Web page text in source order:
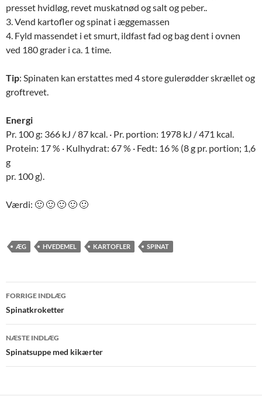
presset hvidløg, revet muskatnød og salt og peber..
3. Vend kartofler og spinat i æggemassen
4. Fyld massendet i et smurt, ildfast fad og bag dent i ovnen
ved 180 grader i ca. 1 time.
Tip: Spinaten kan erstattes med 4 store gulerødder skrællet og
groftrevet.
Energi
Pr. 100 g: 366 kJ / 87 kcal. · Pr. portion: 1978 kJ / 471 kcal.
Protein: 17 % · Kulhydrat: 67 % · Fedt: 16 % (8 g pr. portion; 1,6
g
pr. 100 g).
Værdi: 🙂 🙂 🙂 🙂 🙂
ÆG HVEDEMEL KARTOFLER SPINAT
Indlægsnavigation
FORRIGE INDLÆG
Spinatkroketter
NÆSTE INDLÆG
Spinatsuppe med kikærter